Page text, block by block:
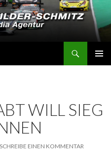
WILL SIEG
SCHREIBE EINEN KOMMENTAR